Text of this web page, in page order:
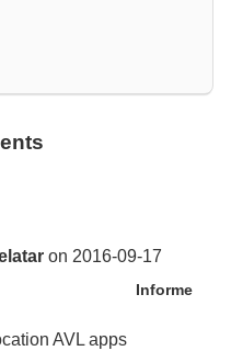
on 2016-09-17
Informe
AVL apps